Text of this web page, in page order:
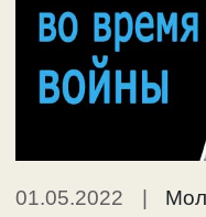
01.05.2022